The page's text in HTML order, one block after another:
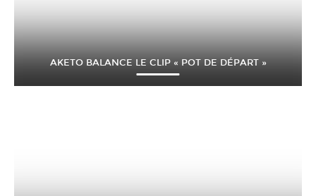
AKETO BALANCE LE CLIP « POT DE DÉPART »